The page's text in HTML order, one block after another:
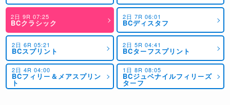
2日 9R 07:25
BCクラシック
2日 7R 06:01
BCディスタフ
2日 6R 05:21
BCスプリント
2日 5R 04:41
BCターフスプリント
2日 4R 04:00
BCフィリー＆メアスプリン
ト
1日 8R 08:05
BCジュベナイルフィリーズ
ターフ